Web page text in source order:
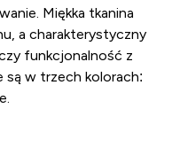
Miękka tkanina
a charakterystyczny
funkcjonalność z
są w trzech kolorach: